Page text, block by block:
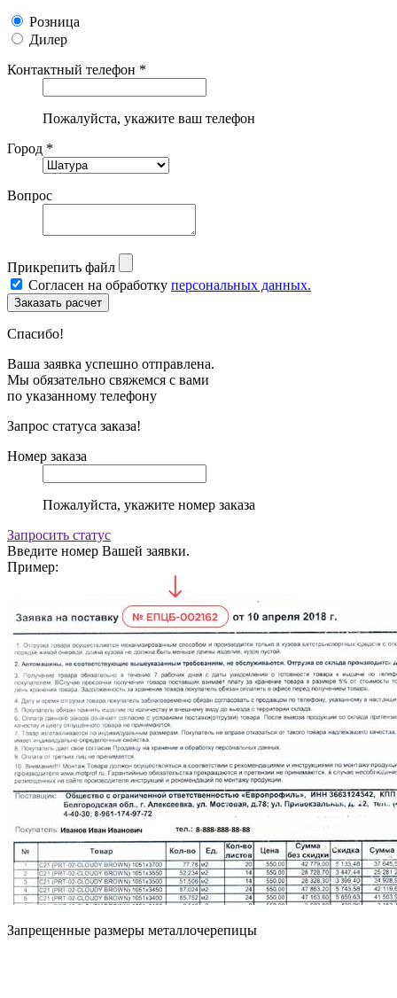
Розница
Дилер
Контактный телефон *
Пожалуйста, укажите ваш телефон
Город *
Вопрос
Прикрепить файл
Согласен на обработку персональных данных.
Спасибо!
Ваша заявка успешно отправлена.
Мы обязательно свяжемся с вами
по указанному телефону
Запрос статуса заказа!
Номер заказа
Пожалуйста, укажите номер заказа
Запросить статус
Введите номер Вашей заявки.
Пример:
Запрещенные размеры металлочерепицы